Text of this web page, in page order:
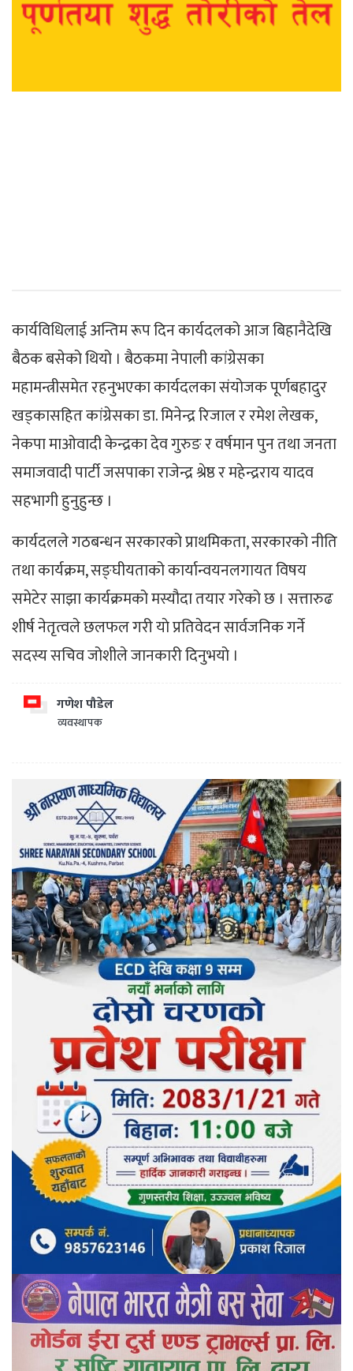
कार्यविधिलाई अन्तिम रूप दिन कार्यदलको आज बिहानैदेखि
बैठक बसेको थियो । बैठकमा नेपाली कांग्रेसका
महामन्त्रीसमेत रहनुभएका कार्यदलका संयोजक पूर्णबहादुर
खड्कासहित कांग्रेसका डा. मिनेन्द्र रिजाल र रमेश लेखक,
नेकपा माओवादी केन्द्रका देव गुरुङ र वर्षमान पुन तथा जनता
समाजवादी पार्टी जसपाका राजेन्द्र श्रेष्ठ र महेन्द्रराय यादव
सहभागी हुनुहुन्छ ।
कार्यदलले गठबन्धन सरकारको प्राथमिकता, सरकारको नीति
तथा कार्यक्रम, सङ्घीयताको कार्यान्वयनलगायत विषय
समेटेर साझा कार्यक्रमको मस्यौदा तयार गरेको छ । सत्तारुढ
शीर्ष नेतृत्वले छलफल गरी याे प्रतिवेदन सार्वजनिक गर्ने
सदस्य सचिव जोशीले जानकारी दिनुभयो ।
गणेश पौडेल
व्यवस्थापक